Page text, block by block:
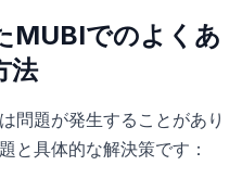
MUBIでのよくあ
法
問題が発生することがあり
と具体的な解決策です：